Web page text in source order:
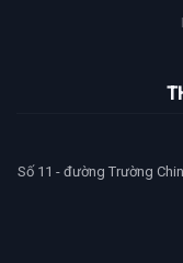
Số 11 - đường Trường